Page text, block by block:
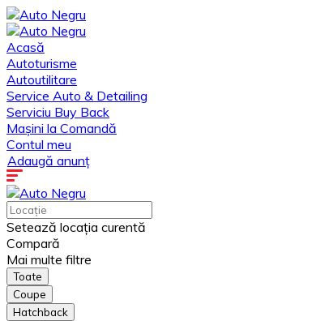
Acasă
Autoturisme
Autoutilitare
Service Auto & Detailing
Serviciu Buy Back
Mașini la Comandă
Contul meu
Adaugă anunț
Setează locația curentă
Compară
Mai multe filtre
Toate
Coupe
Hatchback